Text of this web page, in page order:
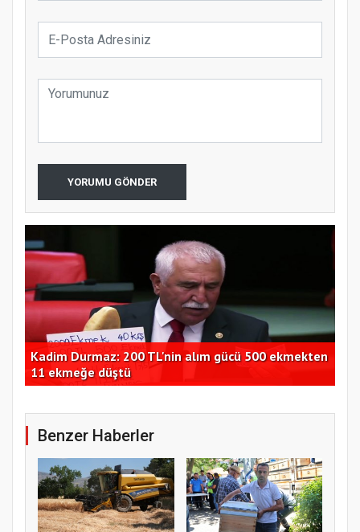
YORUMU GÖNDER
Kadim Durmaz: 200 TL'nin alım gücü 500 ekmekten
11 ekmeğe düştü
Benzer Haberler